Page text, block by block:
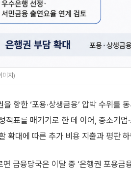
미지)
향한 ‘포용·상생금융’ 압박 수위를
적표를 매기기로 한 데 이어, 중소기업
확대에 따른 추가 비용 지출과 평판
금융당국은 이달 중 ‘은행권 포용금